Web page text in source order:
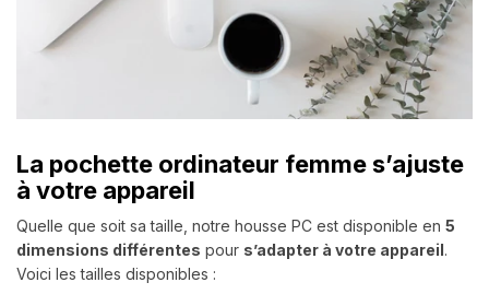
La pochette ordinateur femmes’ajuste
à votre appareil
Quelle que soit sa taille, notre housse PC est disponible en 5
dimensions différentes pour s’adapter à votre appareil.
Voici les tailles disponibles :